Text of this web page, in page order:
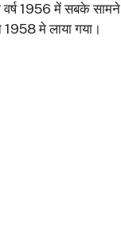
1956 में सबके सामने
मे लाया गया।